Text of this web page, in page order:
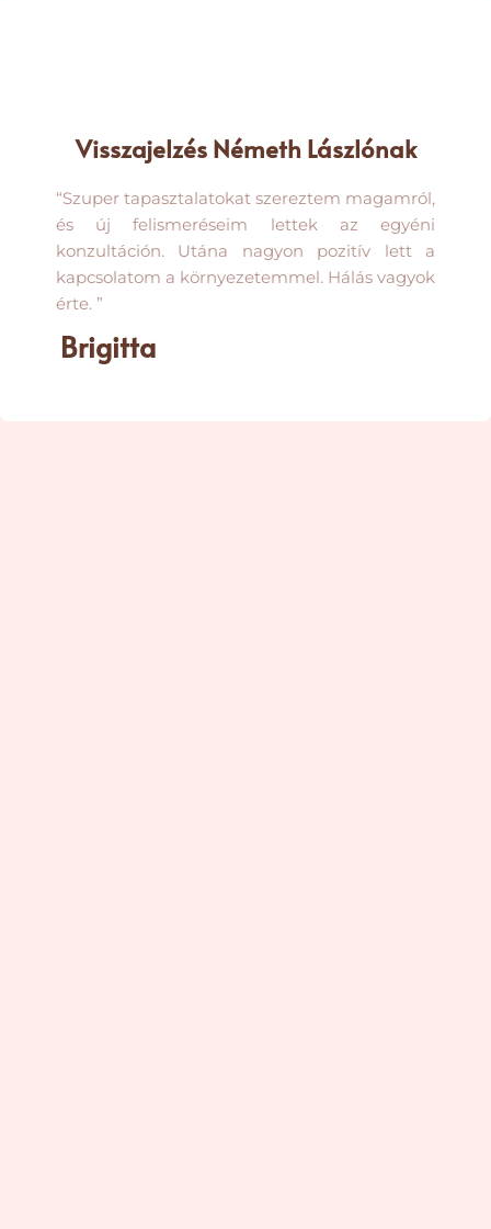
Visszajelzés Németh Lászlónak
“Szuper tapasztalatokat szereztem magamról,
és új felismeréseim lettek az egyéni
konzultáción. Utána nagyon pozitív lett a
kapcsolatom a környezetemmel. Hálás vagyok
érte. ”
Brigitta